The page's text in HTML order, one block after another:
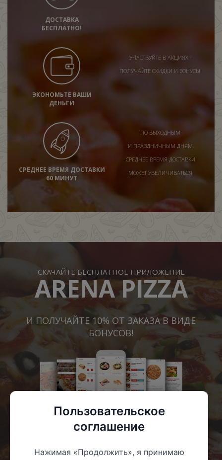
ДОСТАВКА
БЕСПЛАТНО!
ЭКОНОМЬТЕ ВАШИ
ДЕНЬГИ
УЧАСТВУЙТЕ В АКЦИЯХ -
ПОЛУЧАЙТЕ СКИДКИ И БОНУСЫ!
СРЕДНЕЕ ВРЕМЯ ДОСТАВКИ
60 МИНУТ
ПО ВЫХОДНЫМ
И ПРАЗДНИЧНЫМ ДНЯМ
СРЕДНЕЕ ВРЕМЯ ДОСТАВКИ
МОЖЕТ УВЕЛИЧИВАТЬСЯ
СКАЧАЙТЕ БЕСПЛАТНОЕ ПРИЛОЖЕНИЕ
ARENA PIZZA
И ПОЛУЧАЙТЕ 10% ОТ ЗАКАЗА В ВИДЕ
БОНУСОВ!
Пользовательское
соглашение
Нажимая «Продолжить», я принимаю